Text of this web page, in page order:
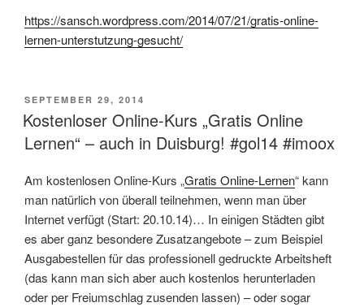
https://sansch.wordpress.com/2014/07/21/gratis-online-
lernen-unterstutzung-gesucht/
VERÖFFENTLICHT
AM
SEPTEMBER 29, 2014
Kostenloser Online-Kurs „Gratis Online
Lernen“ – auch in Duisburg! #gol14 #imoox
Am kostenlosen Online-Kurs „Gratis Online-Lernen“ kann
man natürlich von überall teilnehmen, wenn man über
Internet verfügt (Start: 20.10.14)… In einigen Städten gibt
es aber ganz besondere Zusatzangebote – zum Beispiel
Ausgabestellen für das professionell gedruckte Arbeitsheft
(das kann man sich aber auch kostenlos herunterladen
oder per Freiumschlag zusenden lassen) – oder sogar